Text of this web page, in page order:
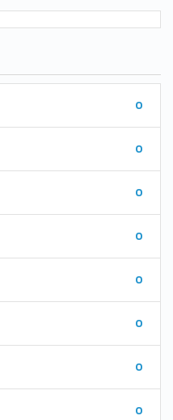
0
0
0
0
0
0
0
0